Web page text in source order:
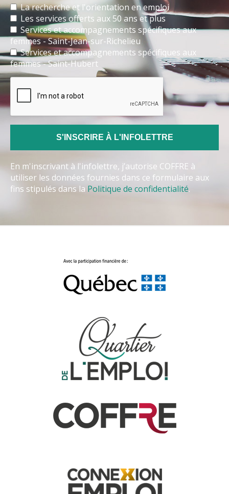
La recherche et l'orientation en emploi
Les services offerts aux 50 ans et plus
Services et accompagnements spécifiques aux
femmes - Saint-Jean-sur-Richelieu
Services et accompagnements spécifiques aux
femmes - Saint-Hubert
En m'inscrivant à l'infolettre, j’autorise COFFRE à
utiliser les données fournies dans ce formulaire aux
fins stipulés dans la Politique de confidentialité.